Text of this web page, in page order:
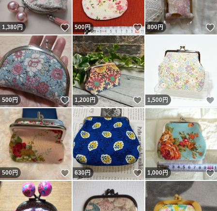
1,380円 いいね！
500円 いいね！
800円
500円 いいね！
1,200円 いいね！
1,500 円
500円 いいね！
630円 いいね！
1,000円